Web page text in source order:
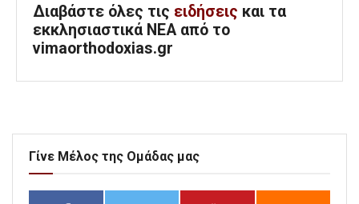
Διαβάστε όλες τις ειδήσεις και τα
εκκλησιαστικά ΝΕΑ από το
vimaorthodoxias.gr
Γίνε Μέλος της Ομάδας μας